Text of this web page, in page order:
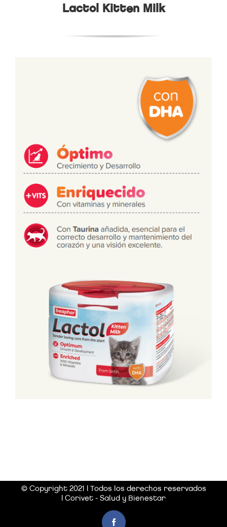
Lactol Kitten Milk
© Copyright 2021 | Todos los derechos reservados
| Corivet - Salud y Bienestar
Facebook